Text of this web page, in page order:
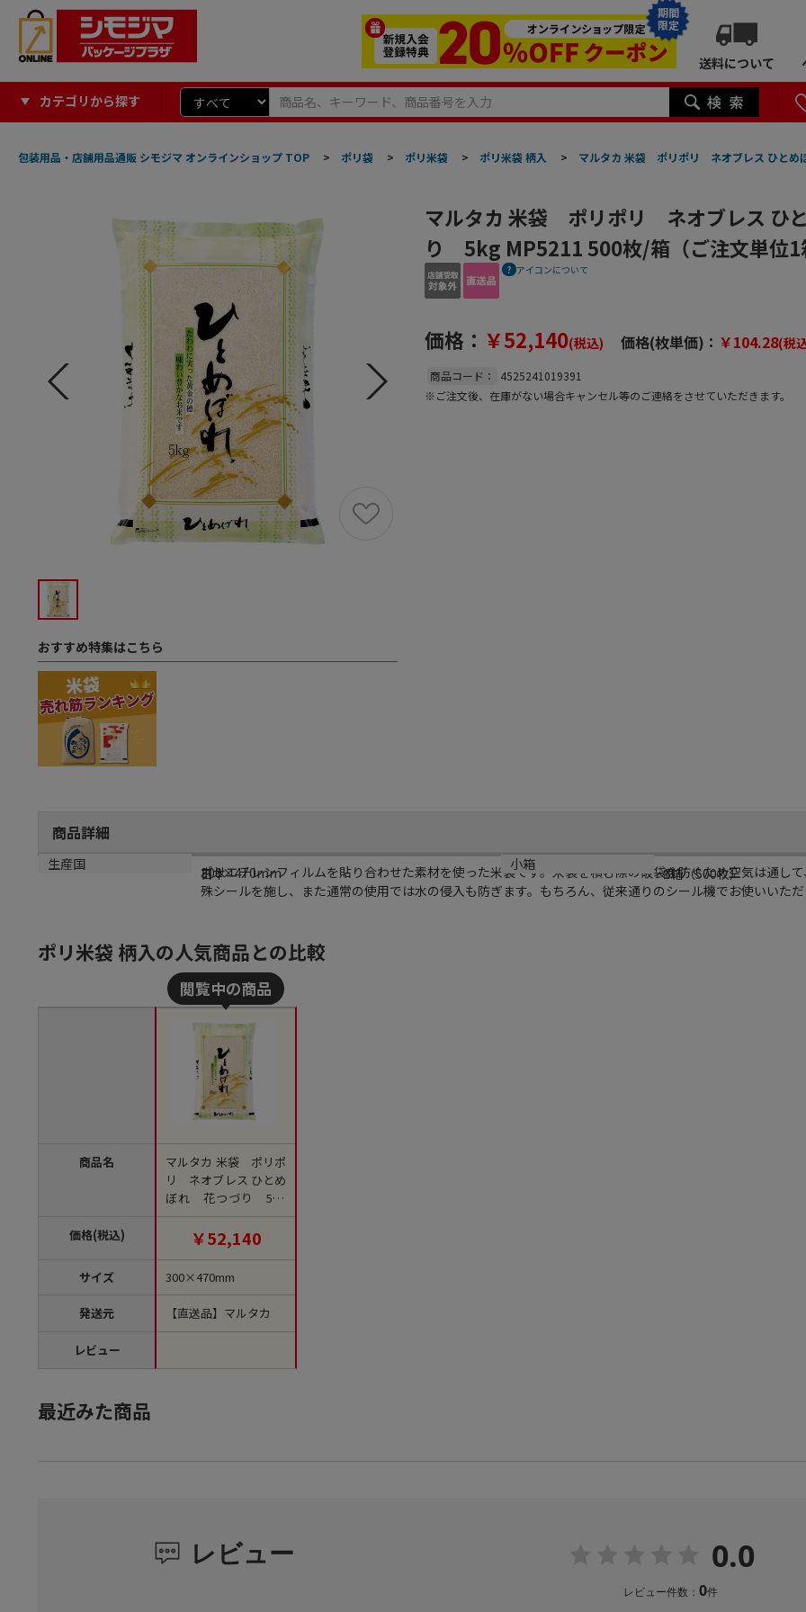
期間
限定
送料について
カテゴリから探す
包装用品・店舗用品通販 シモジマ オンラインショップ TOP > ポリ袋 > ポリ米袋 > ポリ米袋 柄入 > マルタカ 米袋 ポリポリ ネオブレス ひと
おすすめ特集はこちら
マルタカ 米袋 ポリポリ ネオブレス ひ
り 5kg MP5211 500枚/箱（ご注文単位1
アイコンについて
価格： ￥52,140(税込) 価格(枚単価)： ￥104.28(税
商品コード：
4525241019391
※ご注文後、在庫がない場合キャンセル等のご連絡をさせていただきます。
商品詳細
商品説明
ポリエチレンフィルムを貼り合わせた素材を使った米袋です。米袋を積む際の破袋を防ぐため空気は通し
殊シールを施し、また通常の使用では水の侵入も防ぎます。もちろん、従来通りのシール機でお使いいた
サイズ
300×470mm
材質
ポリ
生産国
日本
小箱
1箱（500枚）
ポリ米袋 柄入の人気商品との比較
商品名
価格(税込)
サイズ
発送元
レビュー
マルタカ 米袋 ポリポ
リ ネオブレス ひとめ
ぼれ 花つづり 5kg
MP5211 500枚/箱（ご
注文単位1箱）【直送
￥52,140
300×470mm
【直送品】マルタカ
最近みた商品
レビュー 0.0
レビュー件数： 0件